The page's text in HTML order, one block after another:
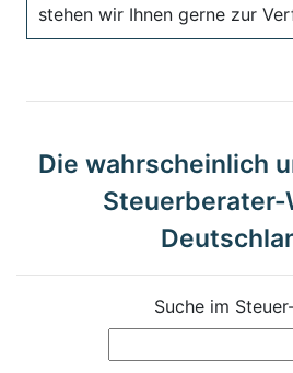
stehen wir Ihnen gerne zur
Die wahrscheinlich
Steuerberater-
Suche im